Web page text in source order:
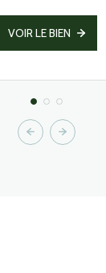
VOIR LE BIEN